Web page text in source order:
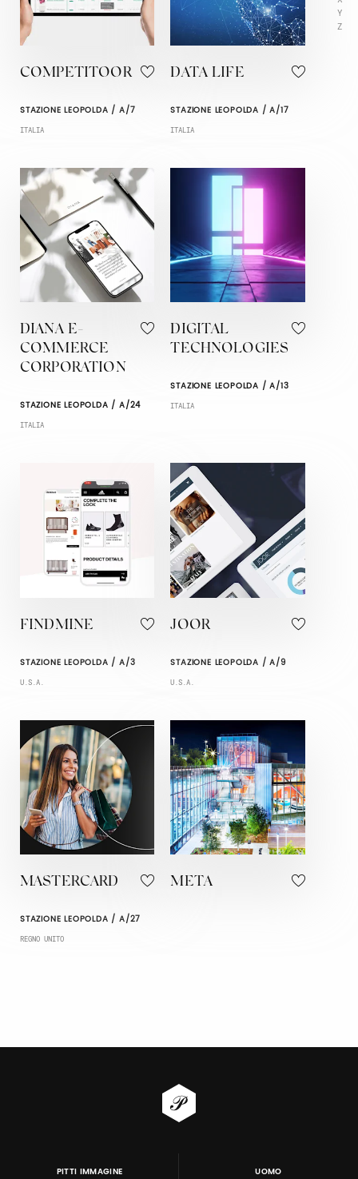
Y
Z
COMPETITOOR
STAZIONE LEOPOLDA / A/7
ITALIA
DATA LIFE
STAZIONE LEOPOLDA / A/17
ITALIA
DIANA E-
COMMERCE
CORPORATION
STAZIONE LEOPOLDA / A/24
ITALIA
DIGITAL
TECHNOLOGIES
STAZIONE LEOPOLDA / A/13
ITALIA
FINDMINE
STAZIONE LEOPOLDA / A/3
U.S.A.
JOOR
STAZIONE LEOPOLDA / A/9
U.S.A.
MASTERCARD
STAZIONE LEOPOLDA / A/27
REGNO UNITO
META
PITTI IMMAGINE UOMO